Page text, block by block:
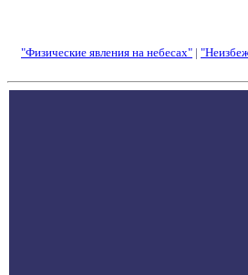
"Физические явления на небесах" |